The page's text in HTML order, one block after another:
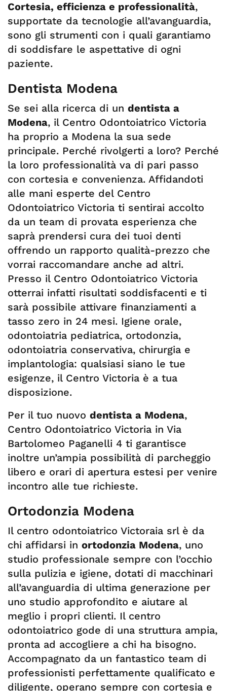
Cortesia, efficienza e professionalità,
supportate da tecnologie all’avanguardia,
sono gli strumenti con i quali garantiamo
di soddisfare le aspettative di ogni
paziente.
Dentista Modena
Se sei alla ricerca di un dentista a
Modena, il Centro Odontoiatrico Victoria
ha proprio a Modena la sua sede
principale. Perché rivolgerti a loro? Perché
la loro professionalità va di pari passo
con cortesia e convenienza. Affidandoti
alle mani esperte del Centro
Odontoiatrico Victoria ti sentirai accolto
da un team di provata esperienza che
saprà prendersi cura dei tuoi denti
offrendo un rapporto qualità-prezzo che
vorrai raccomandare anche ad altri.
Presso il Centro Odontoiatrico Victoria
otterrai infatti risultati soddisfacenti e ti
sarà possibile attivare finanziamenti a
tasso zero in 24 mesi. Igiene orale,
odontoiatria pediatrica, ortodonzia,
odontoiatria conservativa, chirurgia e
implantologia: qualsiasi siano le tue
esigenze, il Centro Victoria è a tua
disposizione.
Per il tuo nuovo dentista a Modena,
Centro Odontoiatrico Victoria in Via
Bartolomeo Paganelli 4 ti garantisce
inoltre un’ampia possibilità di parcheggio
libero e orari di apertura estesi per venire
incontro alle tue richieste.
Ortodonzia Modena
Il centro odontoiatrico Victoraia srl è da
chi affidarsi in ortodonzia Modena, uno
studio professionale sempre con l’occhio
sulla pulizia e igiene, dotati di macchinari
all’avanguardia di ultima generazione per
uno studio approfondito e aiutare al
meglio i propri clienti. Il centro
odontoiatrico gode di una struttura ampia,
pronta ad accogliere a chi ha bisogno.
Accompagnato da un fantastico team di
professionisti perfettamente qualificato e
diligente, operano sempre con cortesia e